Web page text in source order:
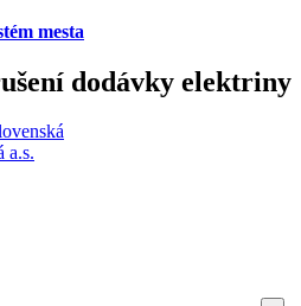
mesta
dodávky elektriny